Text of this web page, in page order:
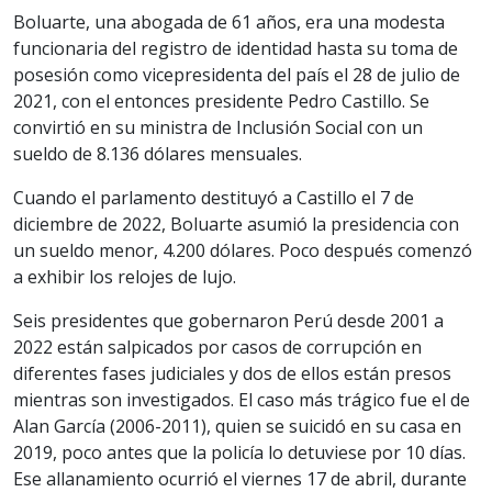
Boluarte, una abogada de 61 años, era una modesta
funcionaria del registro de identidad hasta su toma de
posesión como vicepresidenta del país el 28 de julio de
2021, con el entonces presidente Pedro Castillo. Se
convirtió en su ministra de Inclusión Social con un
sueldo de 8.136 dólares mensuales.
Cuando el parlamento destituyó a Castillo el 7 de
diciembre de 2022, Boluarte asumió la presidencia con
un sueldo menor, 4.200 dólares. Poco después comenzó
a exhibir los relojes de lujo.
Seis presidentes que gobernaron Perú desde 2001 a
2022 están salpicados por casos de corrupción en
diferentes fases judiciales y dos de ellos están presos
mientras son investigados. El caso más trágico fue el de
Alan García (2006-2011), quien se suicidó en su casa en
2019, poco antes que la policía lo detuviese por 10 días.
Ese allanamiento ocurrió el viernes 17 de abril, durante